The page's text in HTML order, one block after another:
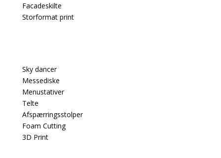
Facadeskilte
Storformat print
Sky dancer
Messediske
Menustativer
Telte
Afspærringsstolper
Foam Cutting
3D Print